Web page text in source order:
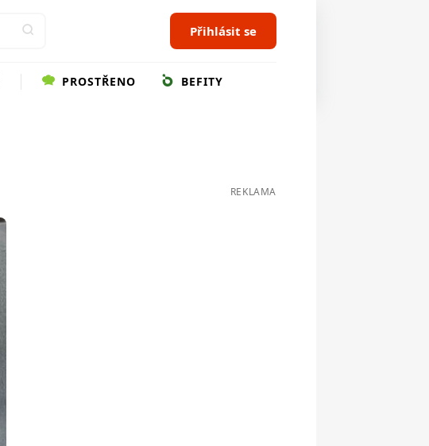
Přihlásit se
PROSTŘENO BEFITY
REKLAMA